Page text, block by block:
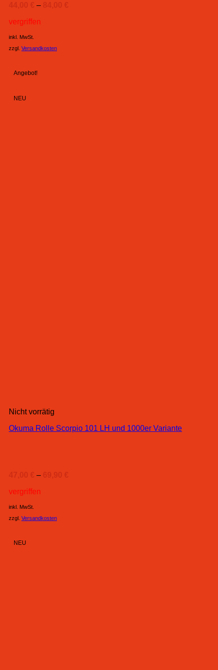
44,00 € – 84,00 €
vergriffen
inkl. MwSt.
zzgl. Versandkosten
Angebot!
NEU
Nicht vorrätig
Okuma Rolle Scorpio 101 LH und 1000er Variante
47,00 € – 69,90 €
vergriffen
inkl. MwSt.
zzgl. Versandkosten
NEU